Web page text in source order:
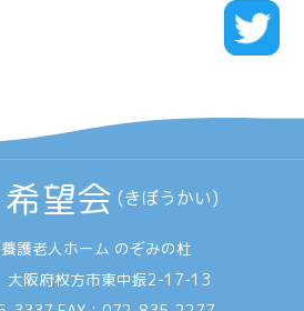
希望会 (きぼうかい)
護老人ホーム のぞみの杜
阪府枚方市東中振2-17-13